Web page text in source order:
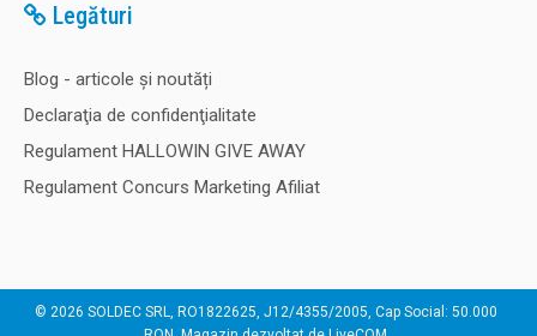
Legături
Blog - articole și noutăți
Declaraţia de confidenţialitate
Regulament HALLOWIN GIVE AWAY
Regulament Concurs Marketing Afiliat
© 2026 SOLDEC SRL, RO1822625, J12/4355/2005, Cap Social: 50.000